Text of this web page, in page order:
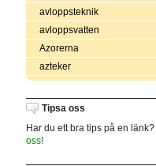
avloppsteknik
avloppsvatten
Azorerna
azteker
Tipsa oss
Har du ett bra tips på en länk?
oss!